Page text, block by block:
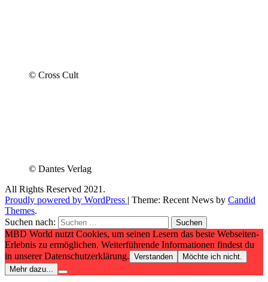
© Cross Cult
© Dantes Verlag
All Rights Reserved 2021.
Proudly powered by WordPress | Theme: Recent News by Candid
Themes.
Suchen nach:
MBD World nutzt Cookies, um seinen Lesern das beste Webseiten-
Erlebnis zu ermöglichen. Weiterführende Informationen findest du
in unserer Datenschutzerklärung. Verstanden
Möchte ich nicht.
Mehr dazu...